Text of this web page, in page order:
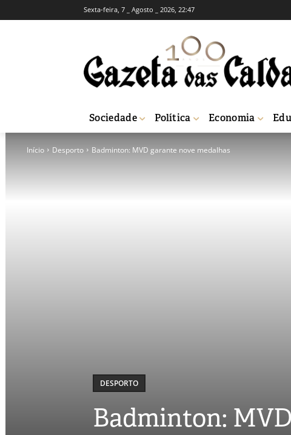
Sexta-feira, 7 _ Agosto _ 2026, 22:47
Sociedade Política Economia
Início Desporto Badminton: MVD garante nove medalhas
DESPORTO
Badminton: